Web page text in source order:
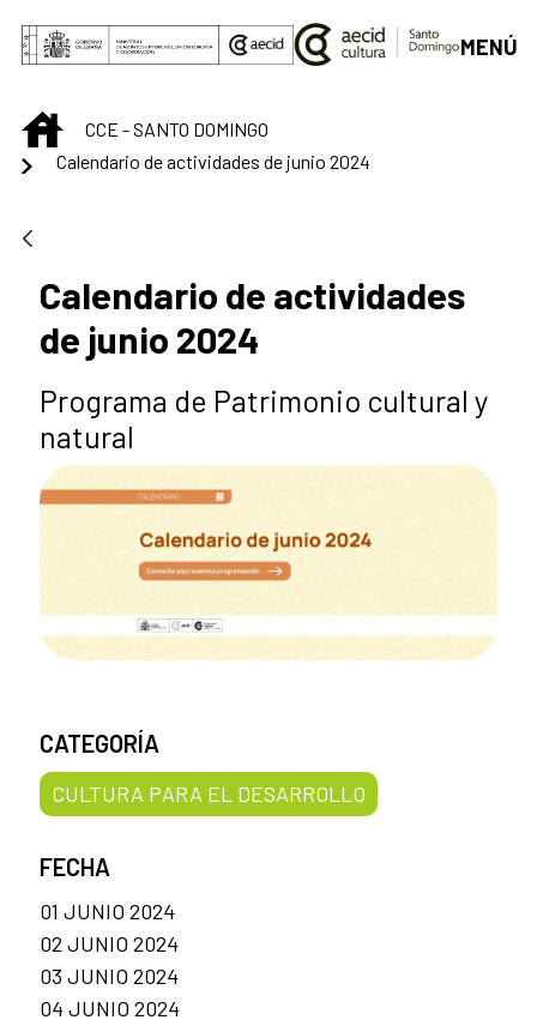
Saltar al contenido principal
MENÚ
INICIOCCE - SANTO DOMINGO
Calendario de actividades de junio 2024
Calendario de actividades
de junio 2024
Programa de Patrimonio cultural y
natural
CATEGORÍA
CULTURA PARA EL DESARROLLO
FECHA
01 JUNIO 2024
02 JUNIO 2024
03 JUNIO 2024
04 JUNIO 2024